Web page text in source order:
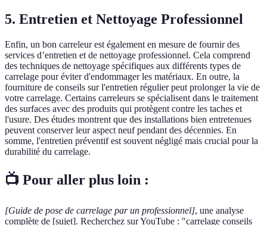
5. Entretien et Nettoyage Professionnel
Enfin, un bon carreleur est également en mesure de fournir des
services d’entretien et de nettoyage professionnel. Cela comprend
des techniques de nettoyage spécifiques aux différents types de
carrelage pour éviter d'endommager les matériaux. En outre, la
fourniture de conseils sur l'entretien régulier peut prolonger la vie de
votre carrelage. Certains carreleurs se spécialisent dans le traitement
des surfaces avec des produits qui protègent contre les taches et
l'usure. Des études montrent que des installations bien entretenues
peuvent conserver leur aspect neuf pendant des décennies. En
somme, l'entretien préventif est souvent négligé mais crucial pour la
durabilité du carrelage.
📺 Pour aller plus loin :
[Guide de pose de carrelage par un professionnel], une analyse
complète de [sujet]. Recherchez sur YouTube : "carrelage conseils